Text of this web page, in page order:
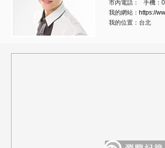
市內電話： 手機：
我的網站： https://
我的位置：台北